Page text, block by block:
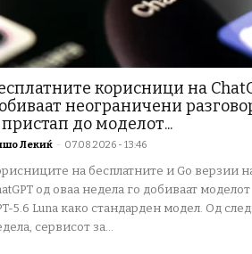
корисници на
неограничени
до моделот...
Лекиќ - 07.08.2026 - 13:46
на бесплатните и Go верзии
од оваа недела го добиваат моделот
5.6 Luna како стандарден модел. Од
сервисот за...